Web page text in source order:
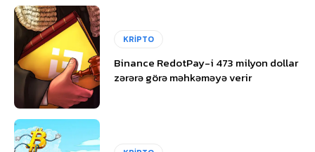
KRİPTO
Binance RedotPay-i 473 milyon dollar
zərərə görə məhkəməyə verir